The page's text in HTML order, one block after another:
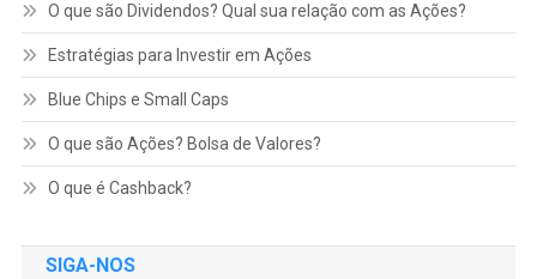
O que são Dividendos? Qual sua relação com as Ações?
Estratégias para Investir em Ações
Blue Chips e Small Caps
O que são Ações? Bolsa de Valores?
O que é Cashback?
SIGA-NOS